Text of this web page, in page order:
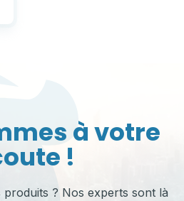
à votre
!
produits ? Nos experts sont là